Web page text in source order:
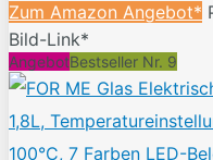
Zum Amazon Angebot*
Bild-Link*
AngebotBestseller Nr. 9